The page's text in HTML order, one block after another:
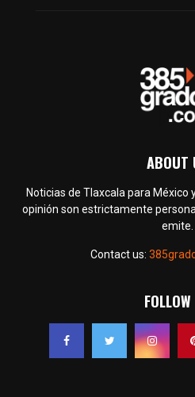
ABOUT
Noticias de Tlaxcala para México
opinión son estrictamente
emite.
Contact us: